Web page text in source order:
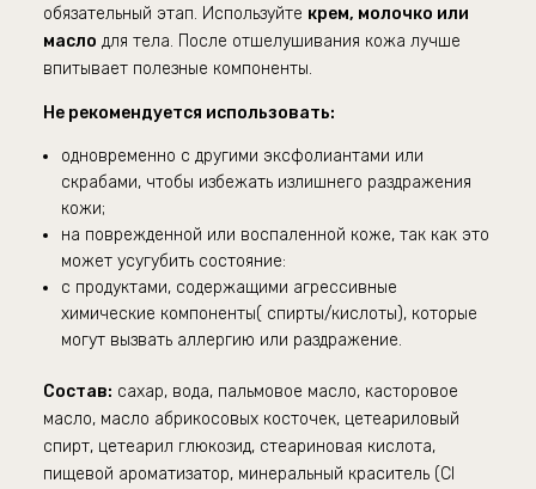
обязательный этап. Используйте крем, молочко или
масло для тела. После отшелушивания кожа лучше
впитывает полезные компоненты.
Не рекомендуется использовать:
одновременно с другими эксфолиантами или
скрабами, чтобы избежать излишнего раздражения
кожи;
на поврежденной или воспаленной коже, так как это
может усугубить состояние:
с продуктами, содержащими агрессивные
химические компоненты( спирты/кислоты), которые
могут вызвать аллергию или раздражение.
Состав: сахар, вода, пальмовое масло, касторовое
масло, масло абрикосовых косточек, цетеариловый
спирт, цетеарил глюкозид, стеариновая кислота,
пищевой ароматизатор, минеральный краситель (CI